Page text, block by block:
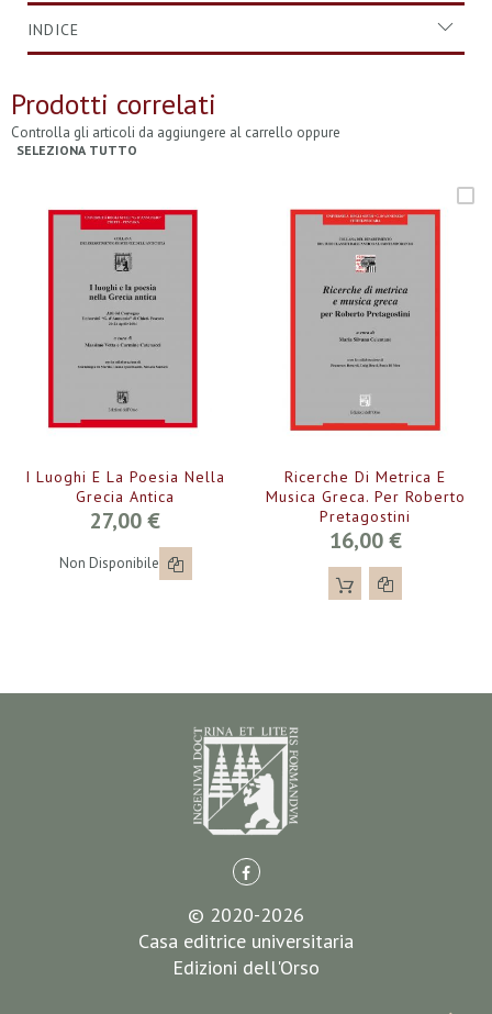
INDICE
Prodotti correlati
Controlla gli articoli da aggiungere al carrello oppure
SELEZIONA TUTTO
I Luoghi E La Poesia Nella
Grecia Antica
27,00 €
Non Disponibile
Ricerche Di Metrica E
Musica Greca. Per Roberto
Pretagostini
16,00 €
© 2020-2026
Casa editrice universitaria
Edizioni dell'Orso